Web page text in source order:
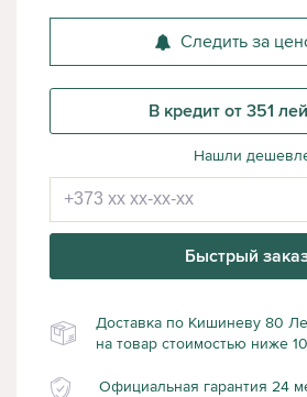
Следить за
В кредит от 351
Нашли
Быстрый
Доставка по Кишиневу 80
на товар стоимостью ниже
Официальная гарантия 24